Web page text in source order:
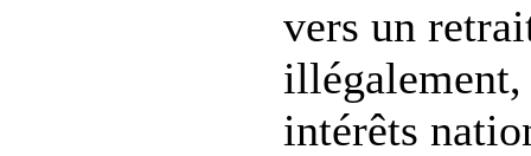
vers un
intérêts